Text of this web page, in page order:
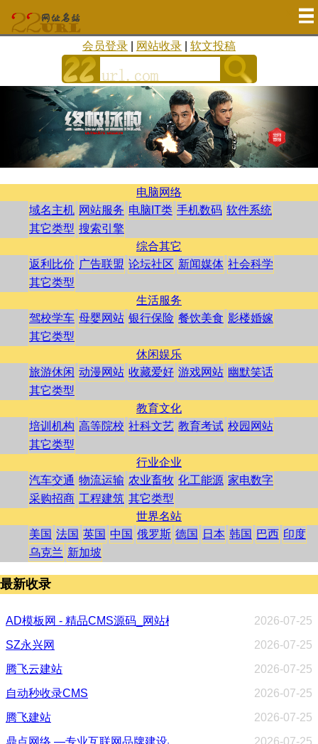
会员登录 网站收录 软文投稿
电脑网络
域名主机 网站服务 电脑IT类 手机数码 软件系统
其它类型 搜索引擎
综合其它
返利比价 广告联盟 论坛社区 新闻媒体 社会科学
其它类型
生活服务
驾校学车 母婴网站 银行保险 餐饮美食 影楼婚嫁
其它类型
休闲娱乐
旅游休闲 动漫网站 收藏爱好 游戏网站 幽默笑话
其它类型
教育文化
培训机构 高等院校 社科文艺 教育考试 校园网站
其它类型
行业企业
汽车交通 物流运输 农业畜牧 化工能源 家电数字
采购招商 工程建筑 其它类型
世界名站
美国 法国 英国 中国 俄罗斯 德国 日本 韩国 巴西 印度
乌克兰 新加坡
最新收录
2026-07-25
AD模板网 - 精品CMS源码_网站模板_HTML 网页模板下载分
2026-07-25
SZ永兴网
2026-07-25
腾飞云建站
2026-07-25
自动秒收录CMS
2026-07-25
腾飞建站